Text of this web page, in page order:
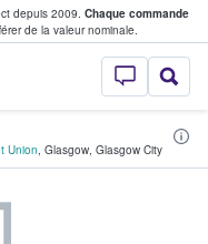
depuis 2009. Chaque commande
de la valeur nominale.
StubHub - Où
des billets
Union, Glasgow, Glasgow City